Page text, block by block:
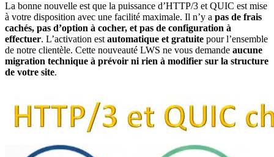
La bonne nouvelle est que la puissance d’HTTP/3 et QUIC est mise
à votre disposition avec une facilité maximale. Il n’y a pas de frais
cachés, pas d’option à cocher, et pas de configuration à
effectuer. L’activation est automatique et gratuite pour l’ensemble
de notre clientèle. Cette nouveauté LWS ne vous demande aucune
migration technique à prévoir ni rien à modifier sur la structure
de votre site.